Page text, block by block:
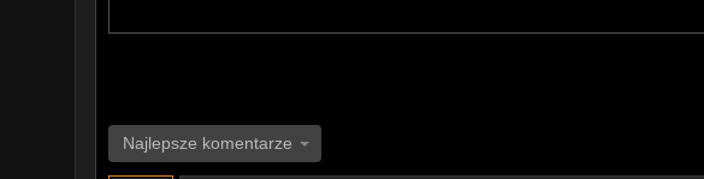
Najlepsze komentarze